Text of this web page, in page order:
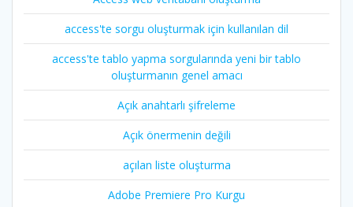
access'te sorgu oluşturmak için kullanılan dil
access'te tablo yapma sorgularında yeni bir tablo
oluşturmanın genel amacı
Açık anahtarlı şifreleme
Açık önermenin değili
açılan liste oluşturma
Adobe Premiere Pro Kurgu